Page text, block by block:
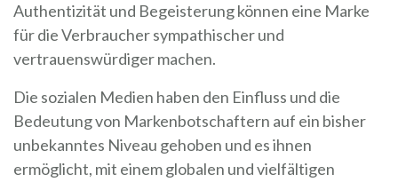
Authentizität und Begeisterung können eine Marke
für die Verbraucher sympathischer und
vertrauenswürdiger machen.
Die sozialen Medien haben den Einfluss und die
Bedeutung von Markenbotschaftern auf ein bisher
unbekanntes Niveau gehoben und es ihnen
ermöglicht, mit einem globalen und vielfältigen